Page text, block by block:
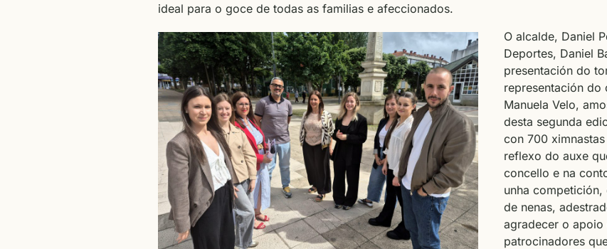
ideal para o goce de todas as familias e afeccionados.
O alcalde, Daniel
Deportes, Daniel
presentación do
representación do
Manuela Velo,
desta segunda
con 700
reflexo do auxe
concello e na
unha
de nenas,
agradecer o
patrocinadores